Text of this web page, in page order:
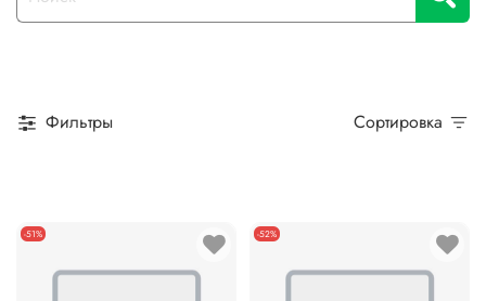
Фильтры Сортировка
-51% -52%